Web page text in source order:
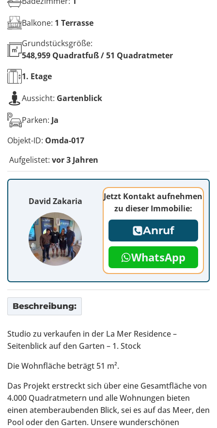
Balkone: 1 Terrasse
Grundstücksgröße:
548,959 Quadratfuß / 51 Quadratmeter
1. Etage
Aussicht: Gartenblick
Parken: Ja
Objekt-ID: Omda-017
Aufgelistet: vor 3 Jahren
David Zakaria
Jetzt Kontakt aufnehmen
zu dieser Immobilie:
Anruf
WhatsApp
Beschreibung:
Studio zu verkaufen in der La Mer Residence –
Seitenblick auf den Garten – 1. Stock
Die Wohnfläche beträgt 51 m².
Das Projekt erstreckt sich über eine Gesamtfläche von
4.000 Quadratmetern und alle Wohnungen bieten
einen atemberaubenden Blick, sei es auf das Meer, den
Pool oder den Garten. Unsere wunderschönen